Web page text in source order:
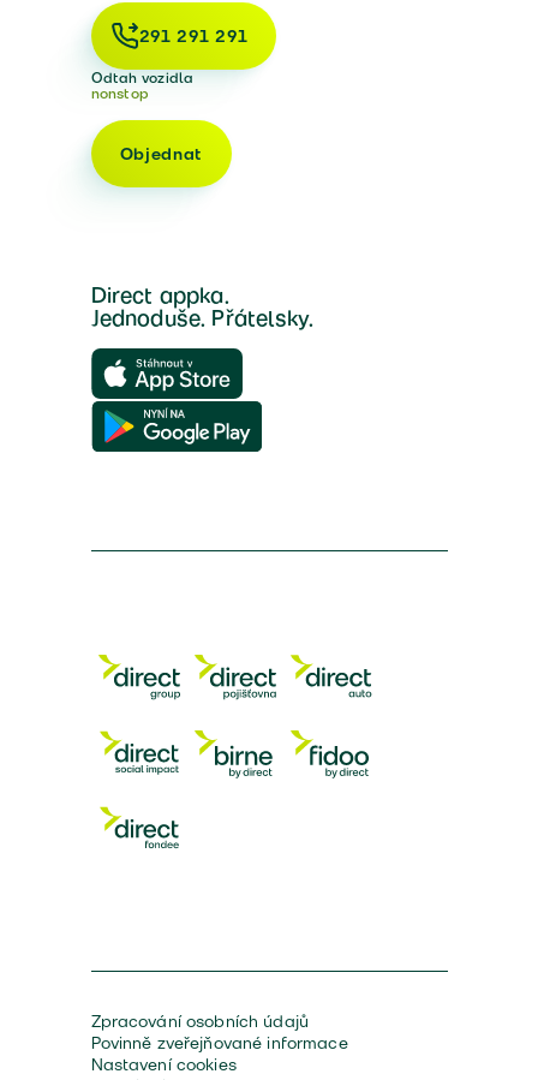
291 291 291
Odtah vozidla
nonstop
Objednat
Direct appka.
Jednoduše. Přátelsky.
Zpracování osobních údajů
Povinně zveřejňované informace
Nastavení cookies